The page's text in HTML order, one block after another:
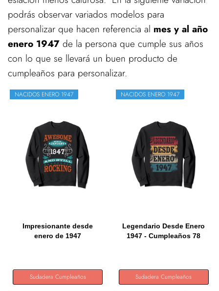
podrás observar variados modelos para
personalizar que hacen referencia al mes y al año
enero 1947 de la persona que cumple sus años
con lo que se llevará un buen producto de
cumpleaños para personalizar.
NACIDOS ENERO 1947
Impresionante desde
enero de 1947
Sudadera Cumpleaños
NACIDOS ENERO 1947
Legendario Desde Enero
1947 - Cumpleaños 78
Sudadera Cumpleaños